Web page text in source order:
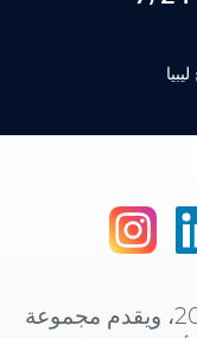
تأسس مصرف الأمان في عام 2003، ويقدم مجموعة